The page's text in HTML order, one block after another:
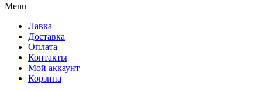
Menu
Лавка
Доставка
Оплата
Контакты
Мой аккаунт
Корзина